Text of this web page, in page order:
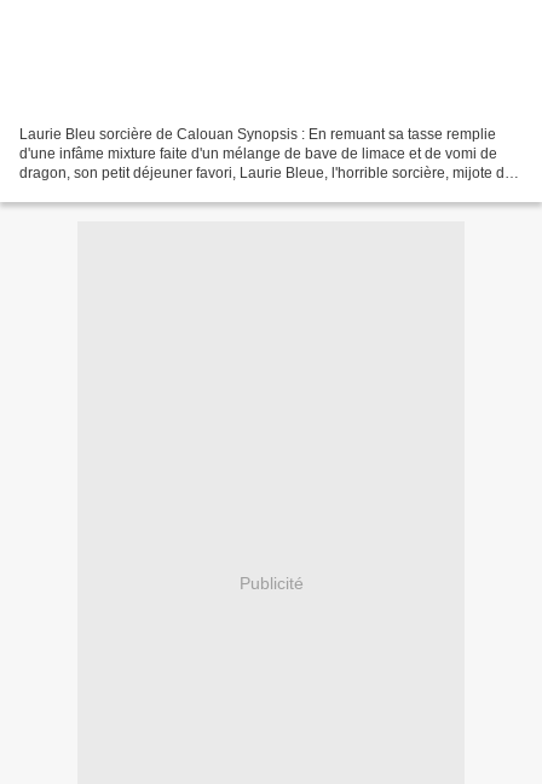
Laurie Bleu sorcière de Calouan Synopsis : En remuant sa tasse remplie
d'une infâme mixture faite d'un mélange de bave de limace et de vomi de
dragon, son petit déjeuner favori, Laurie Bleue, l'horrible sorcière, mijote de
Publicité